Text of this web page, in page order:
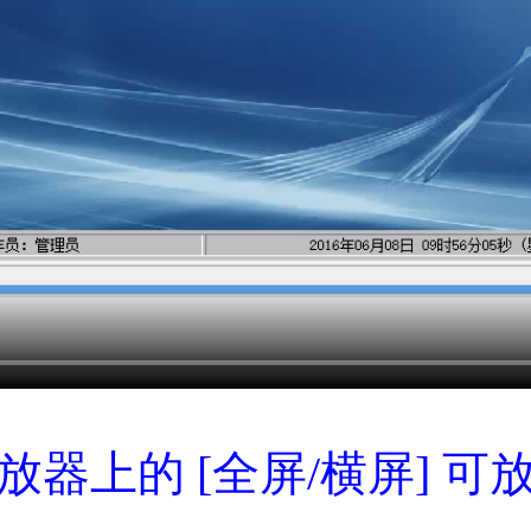
器上的 [全屏/横屏] 可